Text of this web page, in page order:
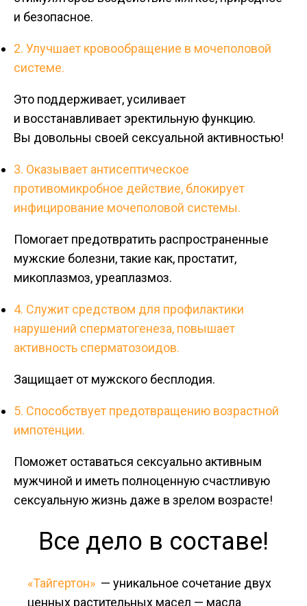
и безопасное.
2. Улучшает кровообращение в мочеполовой
системе.
Это поддерживает, усиливает
и восстанавливает эректильную функцию.
Вы довольны своей сексуальной активностью!
3. Оказывает антисептическое
противомикробное действие, блокирует
инфицирование мочеполовой системы.
Помогает предотвратить распространенные
мужские болезни, такие как, простатит,
микоплазмоз, уреаплазмоз.
4. Служит средством для профилактики
нарушений сперматогенеза, повышает
активность сперматозоидов.
Защищает от мужского бесплодия.
5. Способствует предотвращению возрастной
импотенции.
Поможет оставаться сексуально активным
мужчиной и иметь полноценную счастливую
сексуальную жизнь даже в зрелом возрасте!
Все дело в составе!
«Тайгертон» — уникальное сочетание двух
ценных растительных масел — масла